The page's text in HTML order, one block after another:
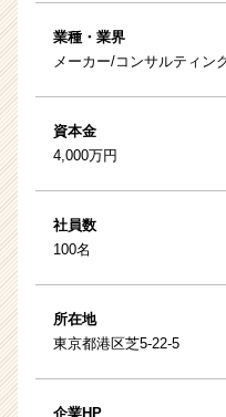
業種・業界
メーカー/コンサルティン
資本金
4,000万円
社員数
100名
所在地
東京都港区芝5-22-5
企業HP